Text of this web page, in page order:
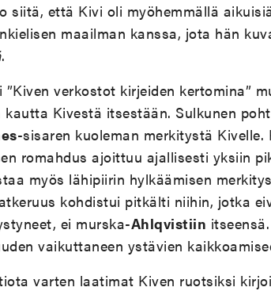
siitä, että Kivi oli myöhemmällä
maailman kanssa, jota hän
.
”Kiven verkostot kirjeiden kertomina”
Kivestä itsestään. Sulkunen
-sisaren kuoleman merkitystä Kivelle.
romahdus ajoittuu ajallisesti yksiin
myös lähipiirin hylkäämisen
kohdistui pitkälti niihin, jotka
ei murska-Ahlqvistiin
vaikuttaneen ystävien
varten laatimat Kiven ruotsiksi